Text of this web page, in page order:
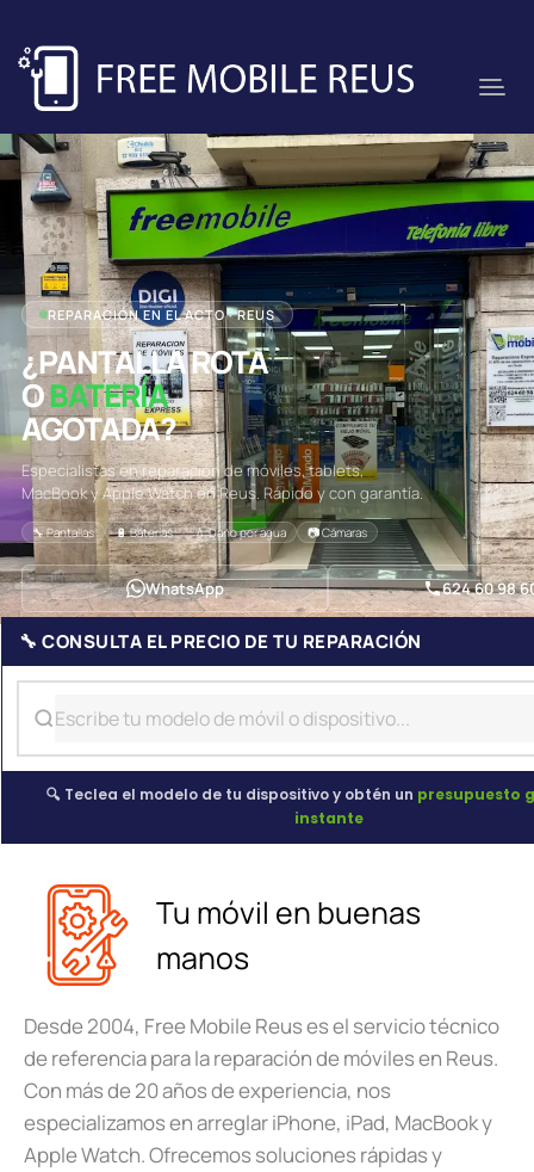
REPARACIÓN EN EL ACTO · REUS
¿PANTALLA ROTA
OBATERÍA
AGOTADA?
Especialistas en reparación de móviles, tablets,
MacBook y Apple Watch en Reus. Rápido y con garantía.
🔧 Pantallas 🔋 Baterías 💧 Daño por agua 📷 Cámaras
WhatsApp 624 60 98
🔧 CONSULTA EL PRECIO DE TU REPARACIÓN
🔍 Teclea el modelo de tu dispositivo y obtén un presupuesto
instante
Tu móvil en buenas
manos
Desde 2004, Free Mobile Reus es el servicio técnico
de referencia para la reparación de móviles en Reus.
Con más de 20 años de experiencia, nos
especializamos en arreglar iPhone, iPad, MacBook y
Apple Watch. Ofrecemos soluciones rápidas y